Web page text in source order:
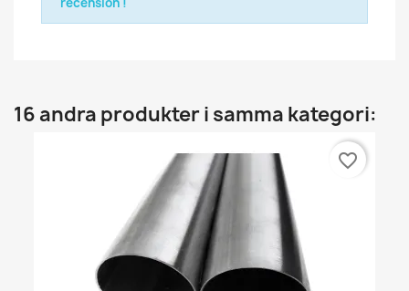
16 andra produkter i samma kategori:
favorite_border